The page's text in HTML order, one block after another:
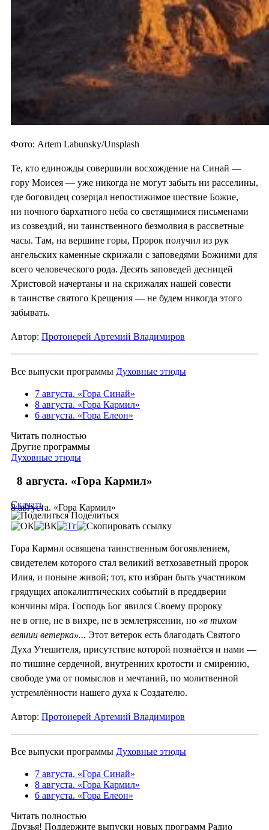
Фото: Artem Labunsky/Unsplash
Те, кто единожды совершили восхождение на Синай —
гору Моисея — уже никогда не могут забыть ни расселины,
где боговидец созерцал непостижимое шествие Божие,
ни ночного бархатного неба со светящимися письменами
из созвездий, ни таинственного безмолвия в рассветные
часы. Там, на вершине горы, Пророк получил из рук
ангельских каменные скрижали с заповедями Божиими для
всего человеческого рода. Десять заповедей десницей
Христовой начертаны и на скрижалях нашей совести
в таинстве святого Крещения — не будем никогда этого
забывать.
Автор: Протоиерей Артемий Владимиров
Все выпуски программы Духовные этюды
7 августа. «Гора Синай»
8 августа. «Гора Кармил»
6 августа. «Гора Елеон»
Читать полностью
Другие программы
Духовные этюды
8 августа. «Гора Кармил»
8 августа. «Гора Кармил»
Скачать
Поделиться
Гора Кармил освящена таинственным богоявлением,
свидетелем которого стал великий ветхозаветный пророк
Илия, и поныне живой; тот, кто избран быть участником
грядущих апокалиптических событий в преддверии
кончины мiра. Господь Бог явился Своему пророку
не в огне, не в вихре, не в землетрясении, но «в тихом
веянии ветерка»... Этот ветерок есть благодать Святого
Духа Утешителя, присутствие которой познаётся и нами —
по тишине сердечной, внутренних кротости и смирению,
свободе ума от помыслов и мечтаний, по молитвенной
устремлённости нашего духа к Создателю.
Автор: Протоиерей Артемий Владимиров
Все выпуски программы Духовные этюды
7 августа. «Гора Синай»
8 августа. «Гора Кармил»
6 августа. «Гора Елеон»
Читать полностью
Друзья! Поддержите выпуски новых программ Радио